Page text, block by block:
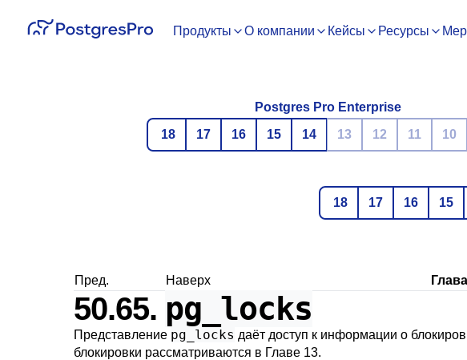
Продукты О компании Кейсы Ресурсы
Postgres Pro Enterprise
18
17 16 15 14 13 12 11 10
18
17 16 15
Пред. Наверх
50.65. pg_locks
Представление pg_locks даёт доступ к информации о
блокировки рассматриваются в Главе 13.